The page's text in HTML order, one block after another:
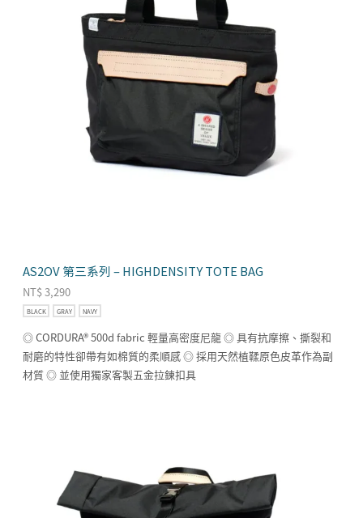
AS2OV 第三系列 – HIGHDENSITY TOTE BAG
NT$3,290
BLACK GRAY NAVY
◎ CORDURA® 500d fabric 輕量高密度尼龍 ◎ 具有抗摩擦、撕裂和
耐磨的特性卻帶有如棉質的柔順感 ◎ 採用天然植鞣原色皮革作為副
材質 ◎ 並使用獨家客製五金拉鍊扣具